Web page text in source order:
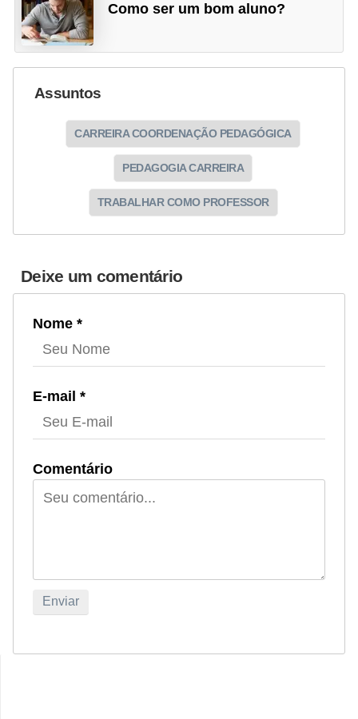
Como ser um bom aluno?
Assuntos
CARREIRA COORDENAÇÃO PEDAGÓGICA
PEDAGOGIA CARREIRA
TRABALHAR COMO PROFESSOR
Deixe um comentário
Nome *
E-mail *
Comentário